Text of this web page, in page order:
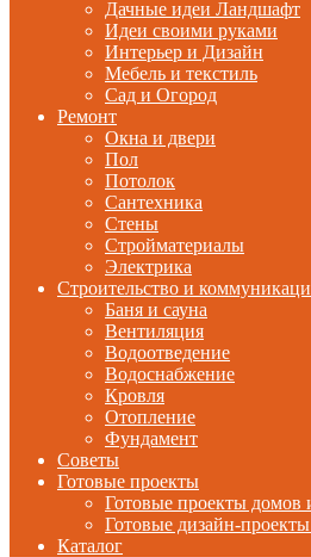
Дачные идеи Ландшафт
Идеи своими руками
Интерьер и Дизайн
Мебель и текстиль
Сад и Огород
Ремонт
Окна и двери
Пол
Потолок
Сантехника
Стены
Стройматериалы
Электрика
Строительство и
Баня и сауна
Вентиляция
Водоотведение
Водоснабжение
Кровля
Отопление
Фундамент
Советы
Готовые проекты
Готовые проекты домов
Готовые дизайн-
Каталог